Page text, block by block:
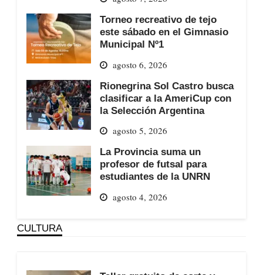
Torneo recreativo de tejo
este sábado en el Gimnasio
Municipal Nº1
agosto 6, 2026
Rionegrina Sol Castro busca
clasificar a la AmeriCup con
la Selección Argentina
agosto 5, 2026
La Provincia suma un
profesor de futsal para
estudiantes de la UNRN
agosto 4, 2026
CULTURA